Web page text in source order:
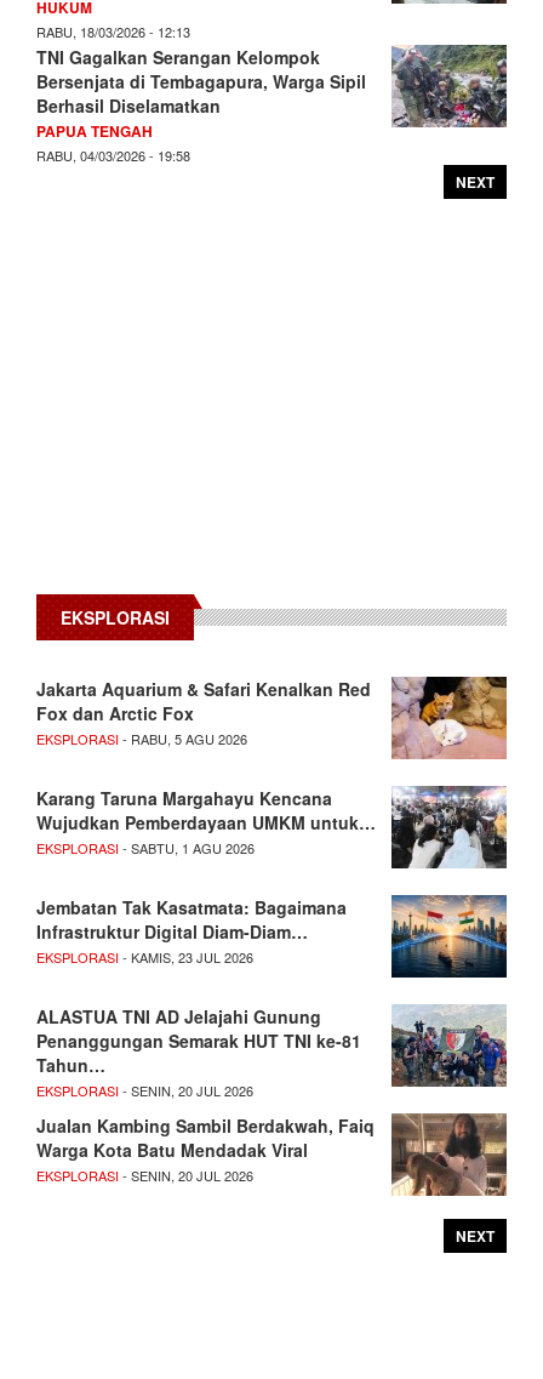
HUKUM
RABU, 18/03/2026 - 12:13
TNI Gagalkan Serangan Kelompok
Bersenjata di Tembagapura, Warga Sipil
Berhasil Diselamatkan
PAPUA TENGAH
RABU, 04/03/2026 - 19:58
NEXT
EKSPLORASI
Jakarta Aquarium & Safari Kenalkan Red
Fox dan Arctic Fox
EKSPLORASI- RABU, 5 AGU 2026
Karang Taruna Margahayu Kencana
Wujudkan Pemberdayaan UMKM untuk…
EKSPLORASI- SABTU, 1 AGU 2026
Jembatan Tak Kasatmata: Bagaimana
Infrastruktur Digital Diam-Diam…
EKSPLORASI- KAMIS, 23 JUL 2026
ALASTUA TNI AD Jelajahi Gunung
Penanggungan Semarak HUT TNI ke-81
Tahun…
EKSPLORASI- SENIN, 20 JUL 2026
Jualan Kambing Sambil Berdakwah, Faiq
Warga Kota Batu Mendadak Viral
EKSPLORASI- SENIN, 20 JUL 2026
NEXT